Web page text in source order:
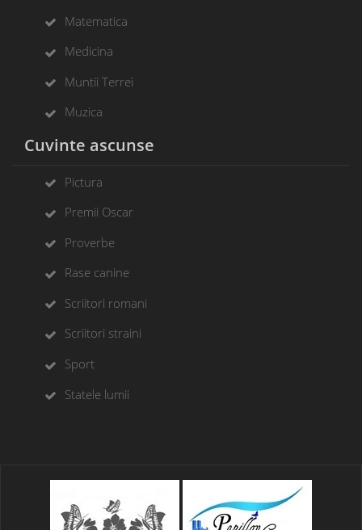
Matematica
Medicina
Muntii Terrei
Muzica
Cuvinte ascunse
Pictura
Premii Oscar
Proverbe
Rase canine
Scriitori romani
Scriitori straini
Sport
Statele lumii